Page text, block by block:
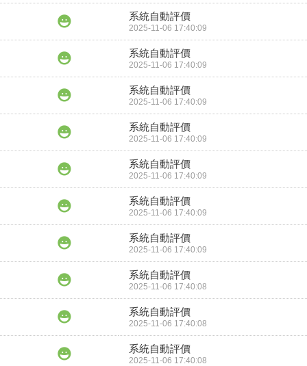
系統自動評價
2025-11-06 17:40:09
系統自動評價
2025-11-06 17:40:09
系統自動評價
2025-11-06 17:40:09
系統自動評價
2025-11-06 17:40:09
系統自動評價
2025-11-06 17:40:09
系統自動評價
2025-11-06 17:40:09
系統自動評價
2025-11-06 17:40:09
系統自動評價
2025-11-06 17:40:08
系統自動評價
2025-11-06 17:40:08
系統自動評價
2025-11-06 17:40:08